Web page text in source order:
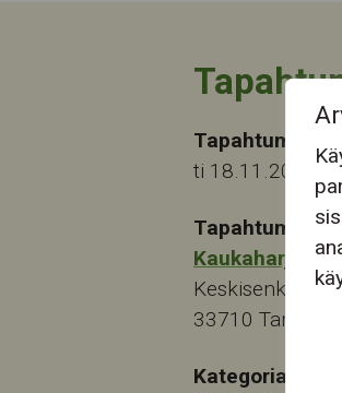
Tapahtuma-aika
ti 18.11.2025
Keskisenkatu
33710 Tampere
Kategoriat: